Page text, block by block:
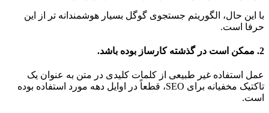
با این حال، الگوریتم جستجوی گوگل بسیار هوشمندانه تر از این
حرفا است.
2. ممکن است در گذشته کارساز بوده باشد.
عمل استفاده غیر طبیعی از کلمات کلیدی در متن به عنوان یک
تاکتیک مخفیانه برای SEO، قطعاً در اوایل دهه مورد استفاده بوده
است.